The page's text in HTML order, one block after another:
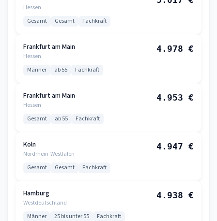
Hessen
Gesamt Gesamt Fachkraft
Frankfurt am Main
Hessen
4.978 €
Männer ab 55 Fachkraft
Frankfurt am Main
Hessen
4.953 €
Gesamt ab 55 Fachkraft
Köln
Nordrhein-Westfalen
4.947 €
Gesamt Gesamt Fachkraft
Hamburg
Westdeutschland
4.938 €
Männer 25 bis unter 55 Fachkraft